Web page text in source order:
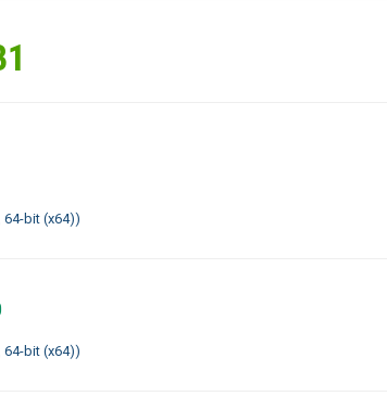
64-bit (x64))
64-bit (x64))